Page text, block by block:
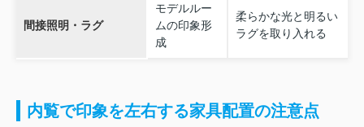
間接照明・ラグ
モデルルー
ムの印象形
成
柔らかな光と明るい
ラグを取り入れる
内覧で印象を左右する家具配置の注意点